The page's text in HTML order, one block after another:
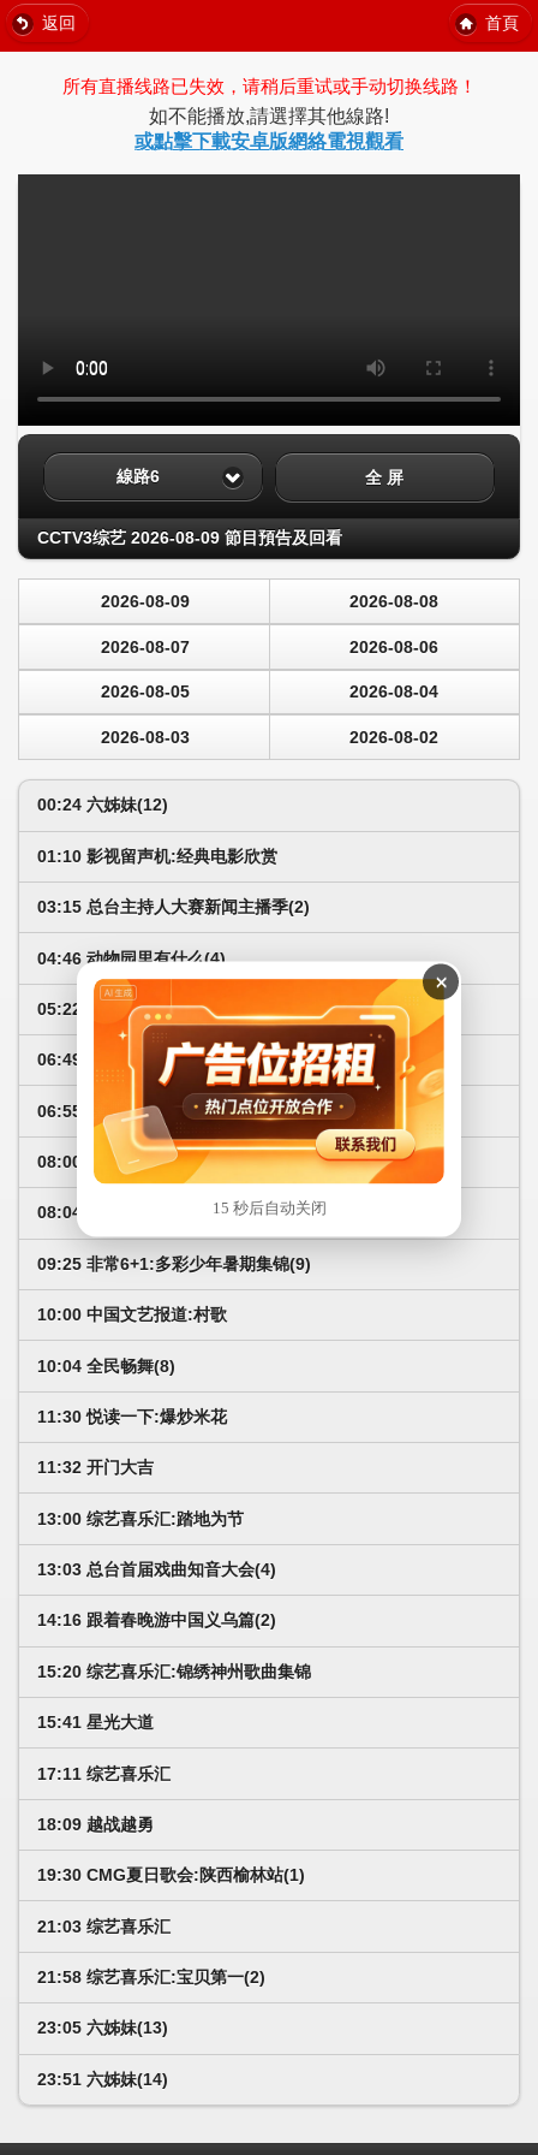
返回 首頁
所有直播线路已失效，请稍后重试或手动切换线路！
如不能播放,請選擇其他線路!
或點擊下載安卓版網絡電視觀看
線路6 全 屏
CCTV3综艺 2026-08-09 節目預告及回看
2026-08-09 2026-08-08
2026-08-07 2026-08-06
2026-08-05 2026-08-04
2026-08-03 2026-08-02
00:24 六姊妹(12)
01:10 影视留声机:经典电影欣赏
03:15 总台主持人大赛新闻主播季(2)
04:46 动物园里有什么(4)
05:22 神采正飞扬-中国郎之夜
06:49 中国文艺报道:听见妞妞
06:55 精彩音乐汇:我的爱对你说
08:00 综艺喜乐汇:岁月长情
08:04 综艺喜乐汇
09:25 非常6+1:多彩少年暑期集锦(9)
10:00 中国文艺报道:村歌
10:04 全民畅舞(8)
11:30 悦读一下:爆炒米花
11:32 开门大吉
13:00 综艺喜乐汇:踏地为节
13:03 总台首届戏曲知音大会(4)
14:16 跟着春晚游中国义乌篇(2)
15:20 综艺喜乐汇:锦绣神州歌曲集锦
15:41 星光大道
17:11 综艺喜乐汇
18:09 越战越勇
19:30 CMG夏日歌会:陕西榆林站(1)
21:03 综艺喜乐汇
21:58 综艺喜乐汇:宝贝第一(2)
23:05 六姊妹(13)
23:51 六姊妹(14)
×
15 秒后自动关闭